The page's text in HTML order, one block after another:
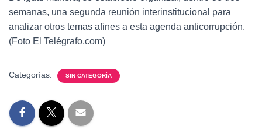
semanas, una segunda reunión interinstitucional para
analizar otros temas afines a esta agenda anticorrupción.
(Foto El Telégrafo.com)
Categorías: SIN CATEGORÍA